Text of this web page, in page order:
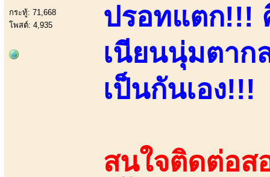
กระทู้: 71,668
โพสต์: 4,935
ปรอทแตก!!!
เนียนนุ่มตาก
เป็นกันเอง!!!
สนใจติดต่อส